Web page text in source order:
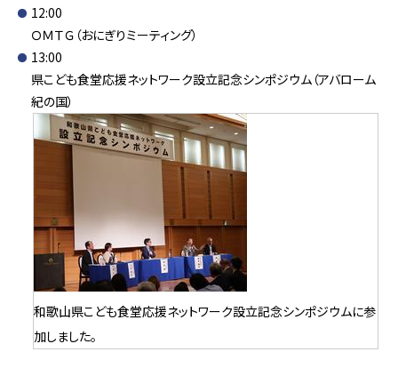
12:00
ＯＭＴＧ（おにぎりミーティング）
13:00
県こども食堂応援ネットワーク設立記念シンポジウム（アバローム
紀の国）
和歌山県こども食堂応援ネットワーク設立記念シンポジウムに参
加しました。